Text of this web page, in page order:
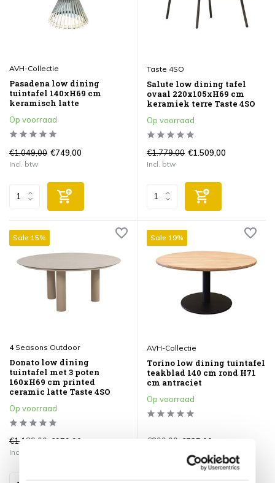
AVH-Collectie
Pasadena low dining
tuintafel 140xH69 cm
keramisch latte
Op voorraad
€1.049,00 €749,00
Incl. btw
Taste 4SO
Salute low dining tafel
ovaal 220x105xH69 cm
keramiek terre Taste 4SO
Op voorraad
€1.779,00 €1.509,00
Incl. btw
Sale 15%
4 Seasons Outdoor
Donato low dining
tuintafel met 3 poten
160xH69 cm printed
ceramic latte Taste 4SO
Op voorraad
€1.129,00 €959,00
Incl. btw
Sale 19%
AVH-Collectie
Torino low dining tuintafel
teakblad 140 cm rond H71
cm antraciet
Op voorraad
€899,00 €725,00